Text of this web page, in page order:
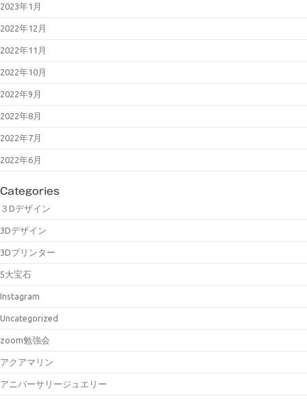
2023年1月
2022年12月
2022年11月
2022年10月
2022年9月
2022年8月
2022年7月
2022年6月
Categories
３Dデザイン
3Dデザイン
3Dプリンター
5大宝石
Instagram
Uncategorized
zoom勉強会
アクアマリン
アニバーサリージュエリー